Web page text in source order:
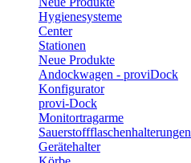
Hygienesysteme
Center
Stationen
Neue Produkte
Andockwagen - proviDock
Konfigurator
provi-Dock
Monitortragarme
Sauerstoffflaschenhalterungen
Gerätehalter